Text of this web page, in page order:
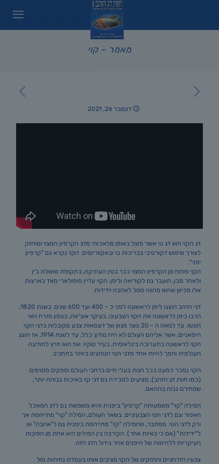
מאמר – קוי
דצמבר 26, 2021
דג הקוי הוא דג נוי אשר פוצל באופן מלאכותי מדג הקרפיון המצוי ומוחזק
לצורך שימוש דקורטיבי בבריכות נוי ובאקווריומים. הקוי נקרא גם "קרפיון
יפני".
הקוי פותח מן הקרפיון המצוי כבר בסין העתיקה, בתקופת שושלת ג’ין
ולאחר מכן, הועבר גם לקוריאה וליפן. הקוי עדיין פופולארי מאד בארצות
אלו מכיוון שהוא מהווה סמל לאהבה וידידות.
דגי הזהב הוצגו ליפן לראשונה לפני כ – 400 ועד 600 שנים. בשנת 1820,
הרבו ביפן לראשונה את הקוי הצבעוני, בעיקר אוג’יווה, בצפון מזרח האי
הונשו. עד למאה ה – 20 נוצר מגוון של דוגמאות צבע מקובלות בדגי הקוי
היפאניים, אשר אליהם העולם לא היה מודע כלל, עד לשנת 1914, אז הוצג
הקוי לראשונה בתערוכה בינלאומית, בעיר טוקיו. ואז הוא פרץ לתודעה
העולמית והפך להיות אחד מדגי הנוי הנפוצים ביותר בתחביב.
הקוי נמכר כמעט בכל חנות בעלי חיים ברחבי העולם וספקים מסוימים
(כמו חוות דג הזהב), מציעים למכירה גם דגי קוי באיכות גבוהה יותר,
שמחירם גבוה בהתאם.
המילה "קוי" משמעותה "קרפיון" ביפנית והיא משמשת גם לדג המאכל
האפור וגם לדגי הנוי הצבעוניים. בשאר העולם, המילה "קוי" מתייחסת אך
ורק לדגי הנוי. מסתבר, שהמילה "קוי" מתייחסת ביפנית גם ל"אהבה" או
ל"ידידות" (אם כי באיות אחר). הקירבה בין המילים היא אחת מן הסיבות
העיקריות ללהיטות של היפנים אחר גידול הדג הזה.
צבעיו הזרחניים והחזקים של הקוי מציבים אותו בעמדת נחיתות מול